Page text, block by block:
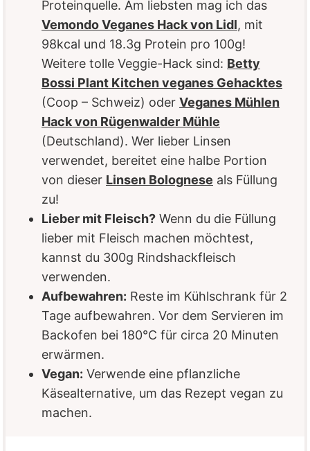
Proteinquelle. Am liebsten mag ich das
Vemondo Veganes Hack von Lidl, mit
98kcal und 18.3g Protein pro 100g!
Weitere tolle Veggie-Hack sind: Betty
Bossi Plant Kitchen veganes Gehacktes
(Coop – Schweiz) oder Veganes Mühlen
Hack von Rügenwalder Mühle
(Deutschland). Wer lieber Linsen
verwendet, bereitet eine halbe Portion
von dieser Linsen Bolognese als Füllung
zu!
Lieber mit Fleisch? Wenn du die Füllung
lieber mit Fleisch machen möchtest,
kannst du 300g Rindshackfleisch
verwenden.
Aufbewahren: Reste im Kühlschrank für 2
Tage aufbewahren. Vor dem Servieren im
Backofen bei 180°C für circa 20 Minuten
erwärmen.
Vegan: Verwende eine pflanzliche
Käsealternative, um das Rezept vegan zu
machen.